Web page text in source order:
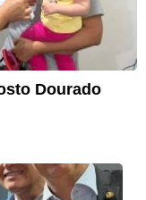
Dourado